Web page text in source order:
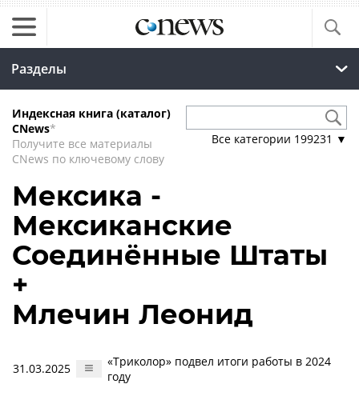
Разделы
Индексная книга (каталог)
CNews*
Получите все материалы
CNews по ключевому слову
Все категории 199231 ▼
Мексика -
Мексиканские
Соединённые Штаты
+
Млечин Леонид
31.03.2025
«Триколор» подвел итоги работы в 2024
году